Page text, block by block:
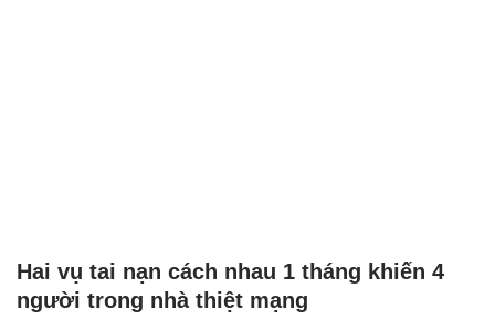
Hai vụ tai nạn cách nhau 1 tháng khiến 4
người trong nhà thiệt mạng